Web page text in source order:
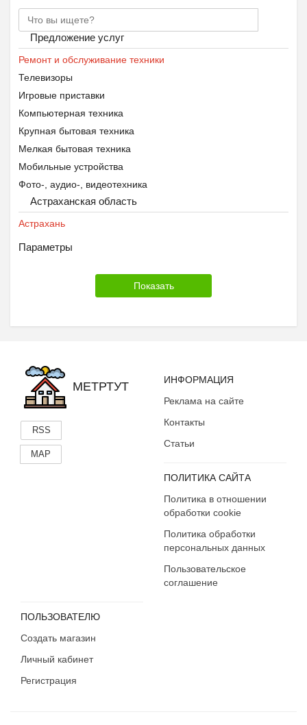
Предложение услуг
Ремонт и обслуживание техники
Телевизоры
Игровые приставки
Компьютерная техника
Крупная бытовая техника
Мелкая бытовая техника
Мобильные устройства
Фото-, аудио-, видеотехника
Астраханская область
Астрахань
Параметры
МЕТРТУТ
RSS
MAP
ИНФОРМАЦИЯ
Реклама на сайте
Контакты
Статьи
ПОЛИТИКА САЙТА
Политика в отношении
обработки cookie
Политика обработки
персональных данных
Пользовательское
соглашение
ПОЛЬЗОВАТЕЛЮ
Создать магазин
Личный кабинет
Регистрация